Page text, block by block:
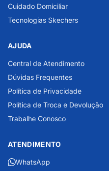
Cuidado Domiciliar
Tecnologias Skechers
AJUDA
Central de Atendimento
Dúvidas Frequentes
Política de Privacidade
Política de Troca e Devolução
Trabalhe Conosco
ATENDIMENTO
WhatsApp